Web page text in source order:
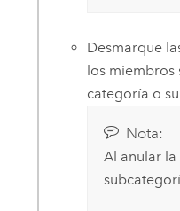
Desmarque
los miembros
categoría o
Nota:
Al anular